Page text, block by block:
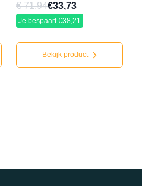
€ 71.94€33,73
Je bespaart €38,21
Bekijk product